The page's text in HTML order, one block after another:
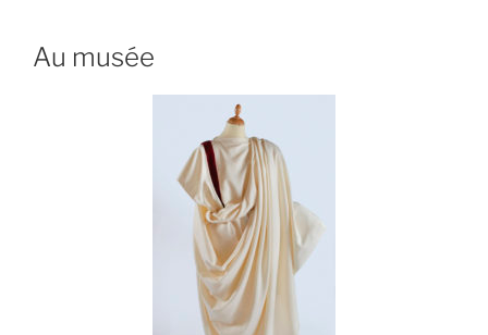
Au musée